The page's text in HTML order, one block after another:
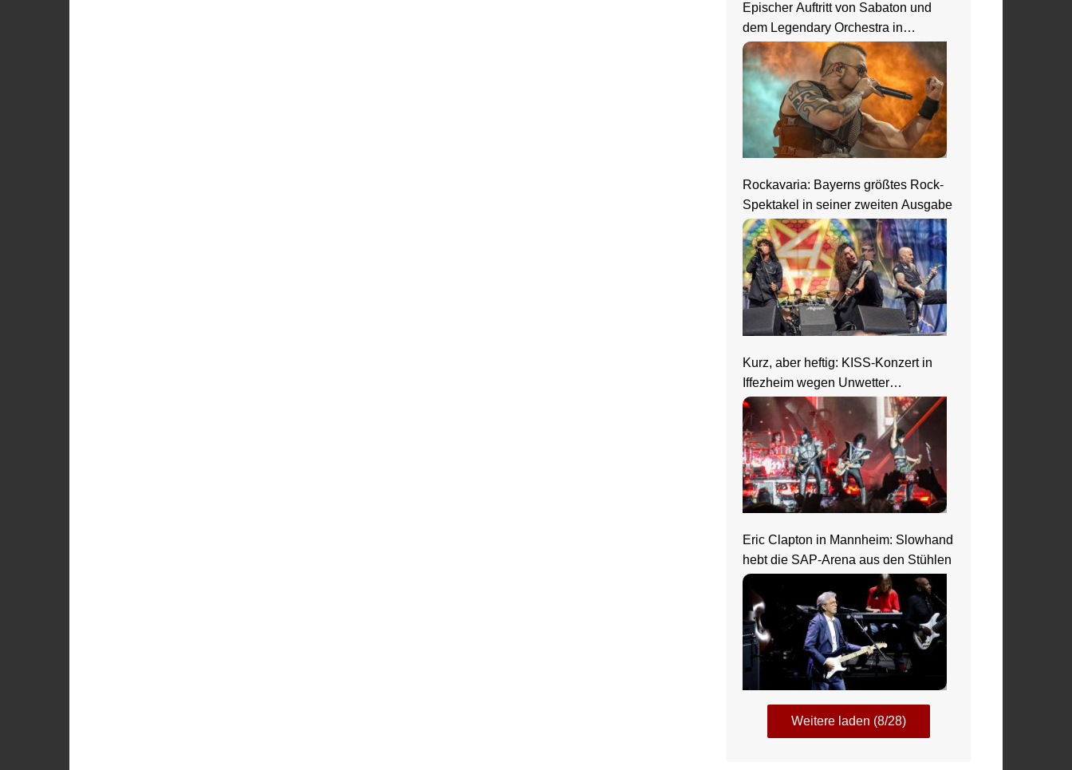
Epischer Auftritt von Sabaton und
dem Legendary Orchestra in
Frankfurt
Rockavaria: Bayerns größtes Rock-
Spektakel in seiner zweiten Ausgabe
Kurz, aber heftig: KISS-Konzert in
Iffezheim wegen Unwetter
abgebrochen
Eric Clapton in Mannheim: Slowhand
hebt die SAP-Arena aus den Stühlen
Weitere laden (8/28)